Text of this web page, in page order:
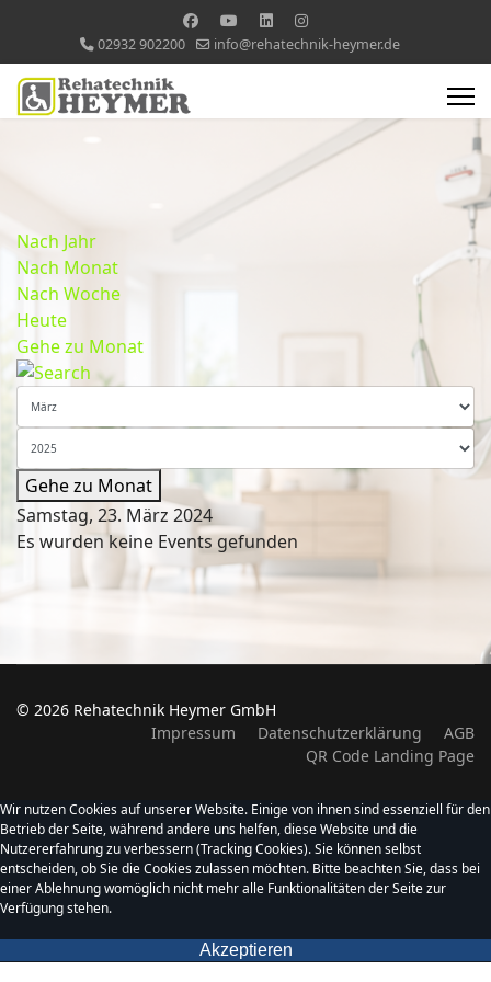
02932 902200 info@rehatechnik-heymer.de
Nach Jahr
Nach Monat
Nach Woche
Heute
Gehe zu Monat
Gehe zu Monat
Samstag, 23. März 2024
Es wurden keine Events gefunden
© 2026 Rehatechnik Heymer GmbH
Impressum
Datenschutzerklärung
AGB
QR Code Landing Page
Wir nutzen Cookies auf unserer Website. Einige von ihnen sind essenziell für den
Betrieb der Seite, während andere uns helfen, diese Website und die
Nutzererfahrung zu verbessern (Tracking Cookies). Sie können selbst
entscheiden, ob Sie die Cookies zulassen möchten. Bitte beachten Sie, dass bei
einer Ablehnung womöglich nicht mehr alle Funktionalitäten der Seite zur
Verfügung stehen.
Akzeptieren